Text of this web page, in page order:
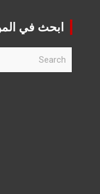
ابحث في